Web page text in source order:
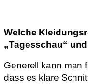
Welche
„Tagesschau“
Generell kann man
dass es klare